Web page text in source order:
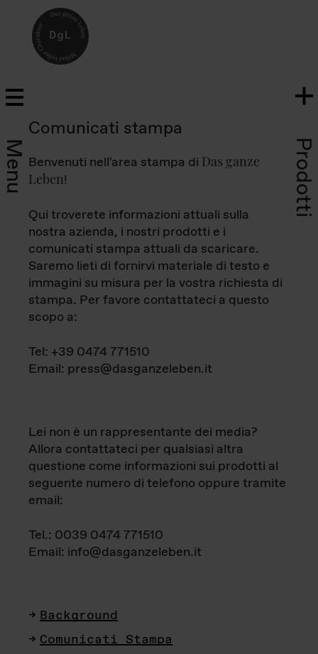
Menu Prodotti
Comunicati stampa
Benvenuti nell'area stampa di Das ganze
Leben!
Qui troverete informazioni attuali sulla
nostra azienda, i nostri prodotti e i
comunicati stampa attuali da scaricare.
Saremo lieti di fornirvi materiale di testo e
immagini su misura per la vostra richiesta di
stampa. Per favore contattateci a questo
scopo a:
Tel: +39 0474 771510
Email: press@dasganzeleben.it
Lei non è un rappresentante dei media?
Allora contattateci per qualsiasi altra
questione come informazioni sui prodotti al
seguente numero di telefono oppure tramite
email:
Tel.: 0039 0474 771510
Email: info@dasganzeleben.it
Background
Comunicati Stampa